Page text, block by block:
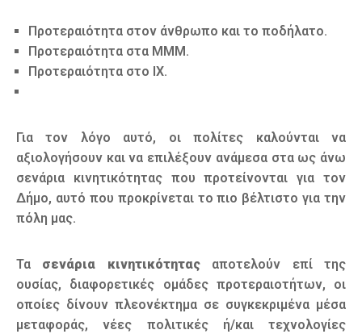
Προτεραιότητα στον άνθρωπο και το ποδήλατο.
Προτεραιότητα στα ΜΜΜ.
Προτεραιότητα στο ΙΧ.
Για τον λόγο αυτό, οι πολίτες καλούνται να
αξιολογήσουν και να επιλέξουν ανάμεσα στα ως άνω
σενάρια κινητικότητας που προτείνονται για τον
Δήμο, αυτό που προκρίνεται το πιο βέλτιστο για την
πόλη μας.
Τα σενάρια κινητικότηταςαποτελούν επί της
ουσίας, διαφορετικές ομάδες προτεραιοτήτων, οι
οποίες δίνουν πλεονέκτημα σε συγκεκριμένα μέσα
μεταφοράς, νέες πολιτικές ή/και τεχνολογίες